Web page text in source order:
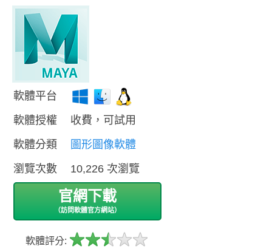
軟體平台
軟體授權
收費，可試用
軟體分類
圖形圖像軟體
瀏覽次數
10,226 次瀏覽
官網下載
（訪問軟體官方網站）
軟體評分: